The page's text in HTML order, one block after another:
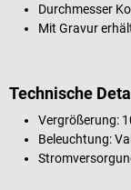
Durchmesser
Mit Gravur
Technische
Vergrößerung:
Beleuchtung: